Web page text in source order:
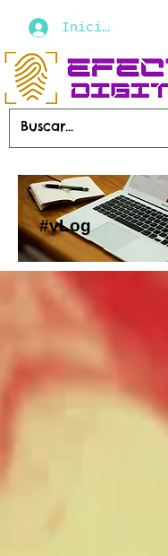
Iniciar sesión
#vLog